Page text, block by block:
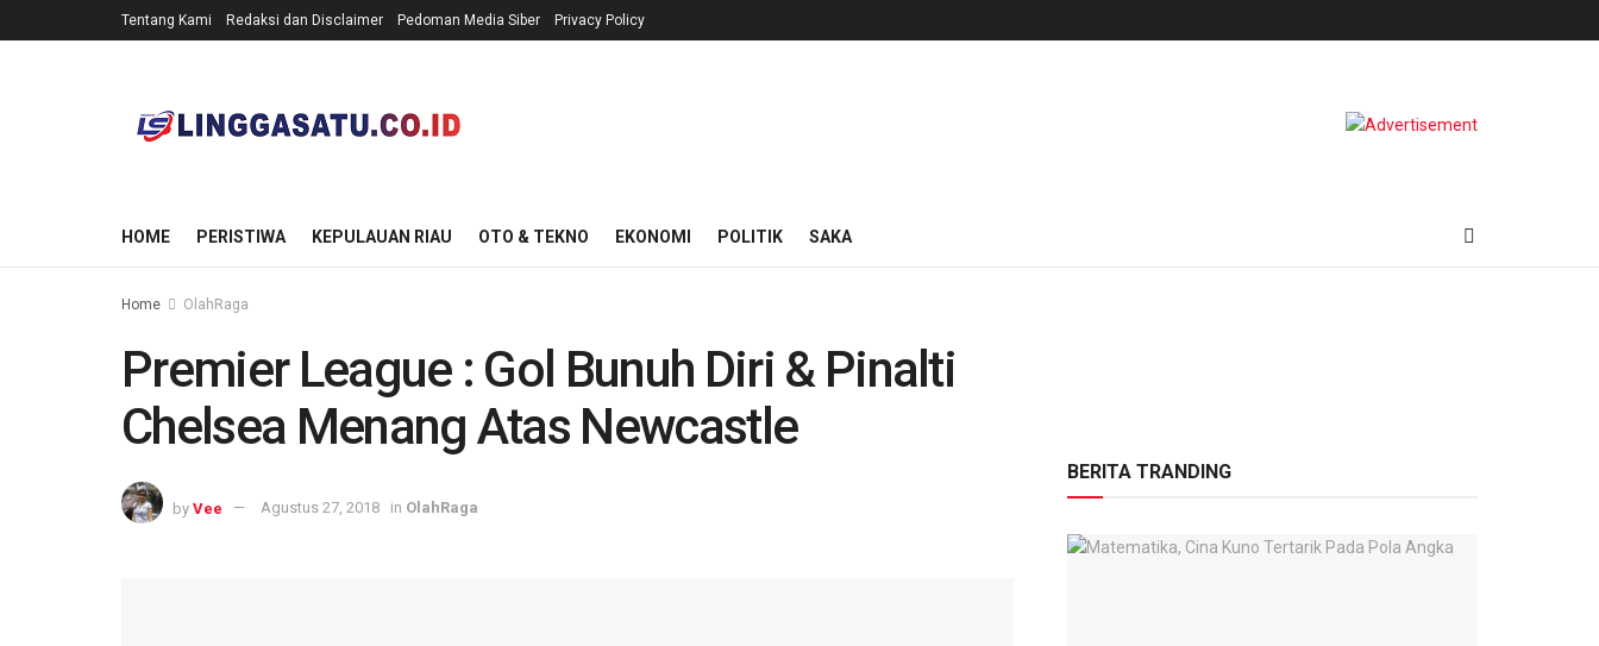
Tentang Kami Redaksi dan Disclaimer Pedoman Media Siber Privacy Policy
HOME PERISTIWA KEPULAUAN RIAU OTO & TEKNO EKONOMI POLITIK SAKA
Home OlahRaga
Premier League : Gol Bunuh Diri & Pinalti
Chelsea Menang Atas Newcastle
by Vee Agustus 27, 2018 in OlahRaga
BERITA TRANDING